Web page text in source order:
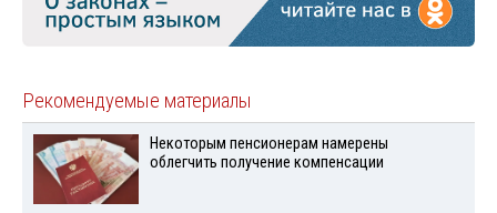
Рекомендуемые материалы
Некоторым пенсионерам намерены
облегчить получение компенсации